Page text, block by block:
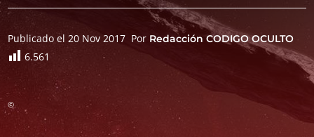
Publicado el 20 Nov 2017 Por Redacción CODIGO OCULTO
6.561
©